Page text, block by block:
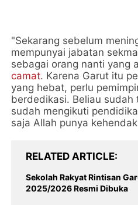
"Sekarang sebelum
mempunyai jabatan
sebagai orang nanti yang
camat. Karena Garut itu
yang hebat, perlu
berdedikasi. Beliau sudah
sudah mengikuti
saja Allah punya
RELATED ARTICLE
‎Sekolah Rakyat Rintisan